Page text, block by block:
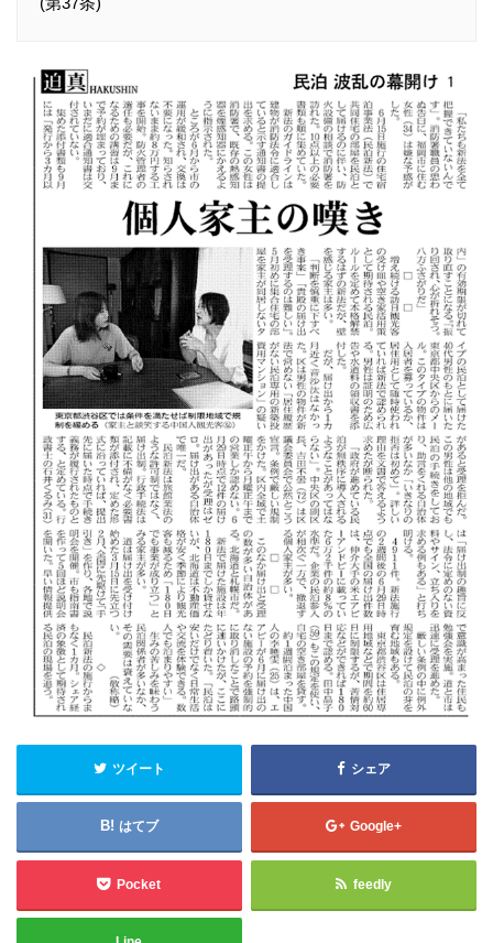
ツイート シェア
はてブ Google+
Pocket feedly